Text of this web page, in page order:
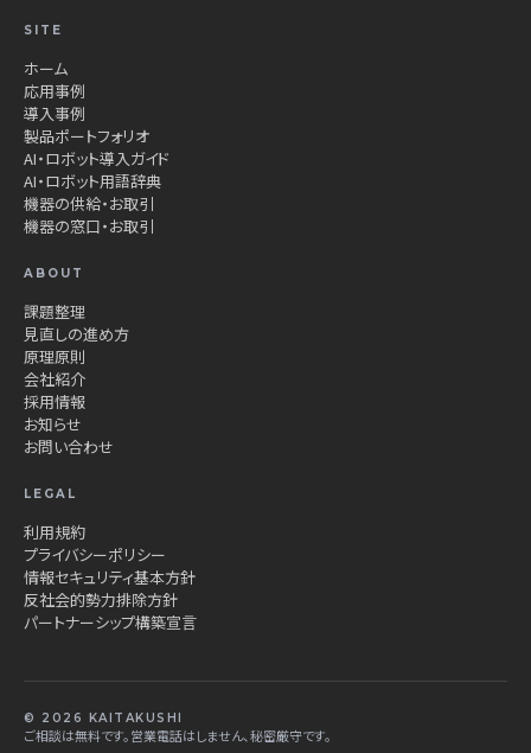
SITE
ホーム
応用事例
導入事例
製品ポートフォリオ
AI・ロボット導入ガイド
AI・ロボット用語辞典
機器の供給・お取引
機器の窓口・お取引
ABOUT
課題整理
見直しの進め方
原理原則
会社紹介
採用情報
お知らせ
お問い合わせ
LEGAL
利用規約
プライバシーポリシー
情報セキュリティ基本方針
反社会的勢力排除方針
パートナーシップ構築宣言
© 2026 KAITAKUSHI
ご相談は無料です。営業電話はしません、秘密厳守です。